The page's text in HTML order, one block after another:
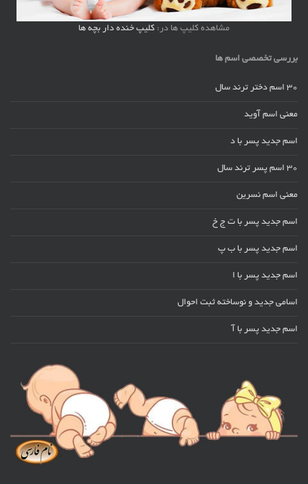
مشاهده کلیپ ها در: کلیپ خنده دار بچه ها
بررسی تخصصی اسم ها
30 اسم دختر ترند سال
معنی اسم آوید
اسم جدید پسر با د
30 اسم پسر ترند سال
معنی اسم نسرین
اسم جدید پسر با ت ج خ
اسم جدید پسر با ب پ
اسم جدید پسر با ا
اسامی جدید و نوساخته ثبت احوال
اسم جدید پسر با آ